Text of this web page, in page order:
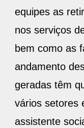
equipes as
nos serviços
bem como as
andamento
geradas têm
vários setores
assistente